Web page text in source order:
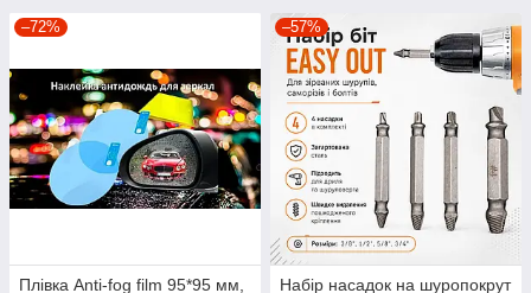
–72%
Плівка Anti-fog film 95*95 мм,
–57%
Набір насадок на шуропокрут